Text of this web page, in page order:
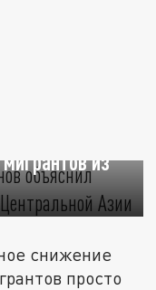
из
снижение
просто